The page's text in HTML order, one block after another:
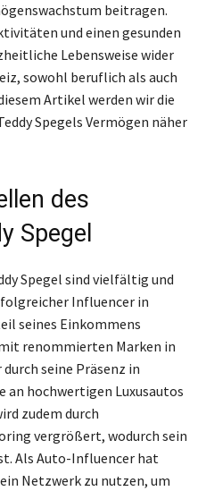
beitragen.
und einen gesunden
Lebensweise wider
sowohl beruflich als auch
Artikel werden wir die
Spegels Vermögen näher
des
Spegel
Spegel sind vielfältig und
Influencer in
seines Einkommens
renommierten Marken in
seine Präsenz in
an hochwertigen Luxusautos
zudem durch
vergrößert, wodurch sein
Als Auto-Influencer hat
Netzwerk zu nutzen, um